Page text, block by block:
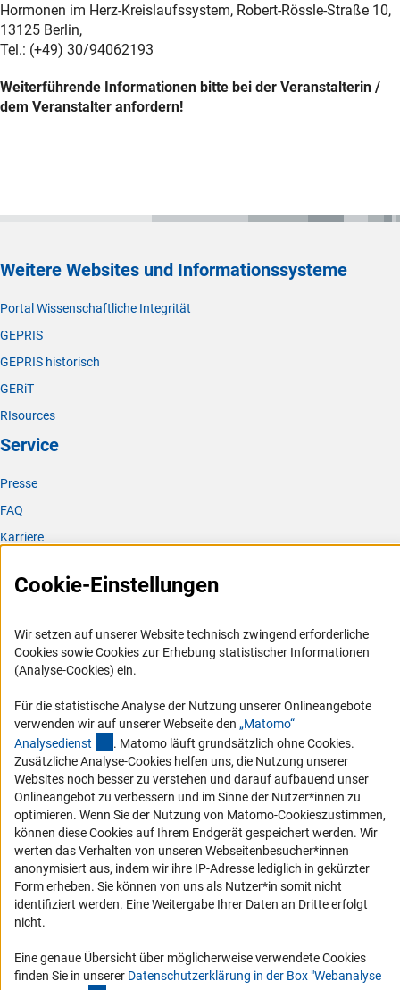
Hormonen im Herz-Kreislaufssystem, Robert-Rössle-Straße 10,
13125 Berlin,
Tel.: (+49) 30/94062193
Weiterführende Informationen bitte bei der Veranstalterin /
dem Veranstalter anfordern!
Weitere Websites und Informationssysteme
Portal Wissenschaftliche Integrität
GEPRIS
GEPRIS historisch
GERiT
RIsources
Service
Presse
FAQ
Karriere
RSS-Feeds
Vergabeverfahren
Barrierefreiheit
Service und Informationen für Menschen mit Behinderungen
Erklärung zur Barrierefreiheit
Barriere melden
DFG-aktuell
Erhalten Sie Neuigkeiten aus der DFG direkt in Ihr Mailpostfach oder
schauen Sie sich die Ausgaben online an.
Zum Newsletter
Cookie-Einstellungen
Wir setzen auf unserer Website technisch zwingend erforderliche
Cookies sowie Cookies zur Erhebung statistischer Informationen
(Analyse-Cookies) ein.
Für die statistische Analyse der Nutzung unserer Onlineangebote
verwenden wir auf unserer Webseite den „Matomo“
Analysedienst (externer Link)
. Matomo läuft grundsätzlich ohne Cookies.
Zusätzliche Analyse-Cookies helfen uns, die Nutzung unserer
Websites noch besser zu verstehen und darauf aufbauend unser
Onlineangebot zu verbessern und im Sinne der Nutzer*innen zu
optimieren. Wenn Sie der Nutzung von Matomo-Cookieszustimmen,
können diese Cookies auf Ihrem Endgerät gespeichert werden. Wir
werten das Verhalten von unseren Webseitenbesucher*innen
anonymisiert aus, indem wir ihre IP-Adresse lediglich in gekürzter
Form erheben. Sie können von uns als Nutzer*in somit nicht
identifiziert werden. Eine Weitergabe Ihrer Daten an Dritte erfolgt
nicht.
Eine genaue Übersicht über möglicherweise verwendete Cookies
finden Sie in unserer Datenschutzerklärung in der Box "Webanalyse